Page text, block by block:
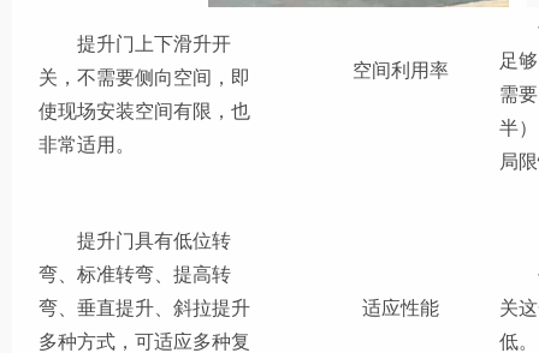
提升门上下滑升开
关，不需要侧向空间，即
使现场安装空间有限，也
非常适用。
空间利用率
足
需
半
局
提升门具有低位转
弯、标准转弯、提高转
弯、垂直提升、斜拉提升
多种方式，可适应多种复
适应性能
关
低。